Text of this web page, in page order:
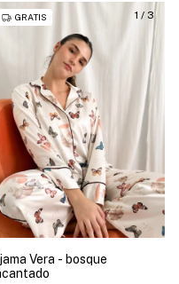
1 / 3
GRATIS
Vera - bosque